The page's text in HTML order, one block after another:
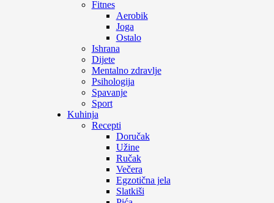
Fitnes
Aerobik
Joga
Ostalo
Ishrana
Dijete
Mentalno zdravlje
Psihologija
Spavanje
Sport
Kuhinja
Recepti
Doručak
Užine
Ručak
Večera
Egzotična jela
Slatkiši